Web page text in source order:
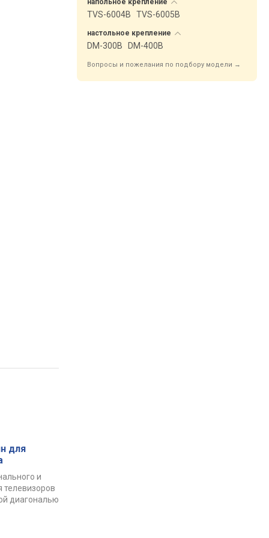
для
и
диагональю
напольное крепление
TVS-6004B TVS-6005B
настольное крепление
DM-300B DM-400B
Вопросы и пожелания по подбору модели →